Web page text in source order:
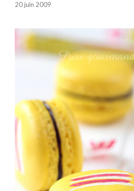
20 juin 2009